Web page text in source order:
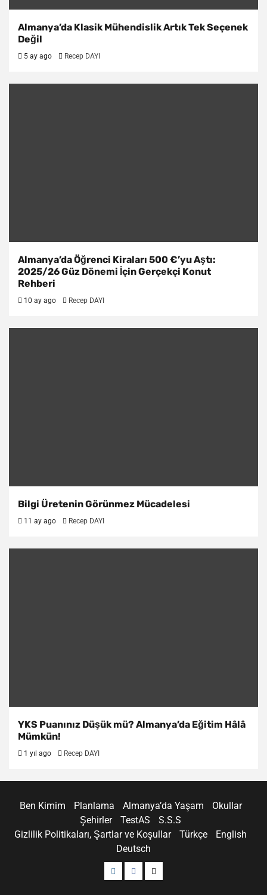
Almanya’da Klasik Mühendislik Artık Tek Seçenek
Değil
5 ay ago Recep DAYI
Almanya’da Öğrenci Kiraları 500 €’yu Aştı:
2025/26 Güz Dönemi İçin Gerçekçi Konut
Rehberi
10 ay ago Recep DAYI
Bilgi Üretenin Görünmez Mücadelesi
11 ay ago Recep DAYI
YKS Puanınız Düşük mü? Almanya’da Eğitim Hâlâ
Mümkün!
1 yıl ago Recep DAYI
Ben Kimim Planlama Almanya’da Yaşam
Okullar
Şehirler
TestAS
S.S.S
Gizlilik Politikaları, Şartlar ve Koşullar
Türkçe
English
Deutsch